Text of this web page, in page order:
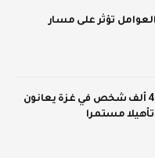
تؤثر على مسار
الإحصاء الفلسطيني: 42 ألف شخص في غزة يعانون
مستمرا